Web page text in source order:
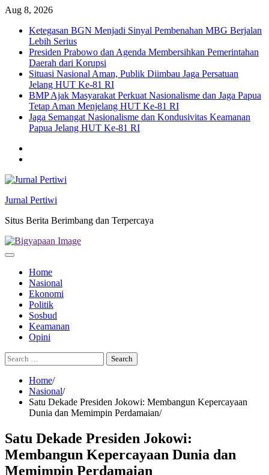
Skip
content
Aug 8, 2026
Ketegasan BGN Menjadi Sinyal Pembenahan MBG Berjalan
Lebih Serius
Presiden Prabowo dan Agenda Membersihkan Pemerintahan
Daerah dari Korupsi
Situasi Nasional Aman, Publik Diimbau Jaga Persatuan
Jelang HUT Ke-81 RI
BMP Ajak Masyarakat Perkuat Nasionalisme dan Jaga Papua
Tetap Aman Menjelang HUT Ke-81 RI
Jaga Semangat Nasionalisme dan Kondusivitas Keamanan
Papua Jelang HUT Ke-81 RI
Jurnal Pertiwi
Situs Berita Berimbang dan Terpercaya
Home
Nasional
Ekonomi
Politik
Sosbud
Keamanan
Opini
Search
for:
Home
Nasional
Satu Dekade Presiden Jokowi: Membangun Kepercayaan
Dunia dan Memimpin Perdamaian
Satu Dekade Presiden Jokowi:
Membangun Kepercayaan Dunia dan
Memimpin Perdamaian